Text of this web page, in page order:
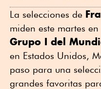
La selecciones de
miden este martes
Grupo I del
en Estados Unidos,
paso para una
grandes favoritas